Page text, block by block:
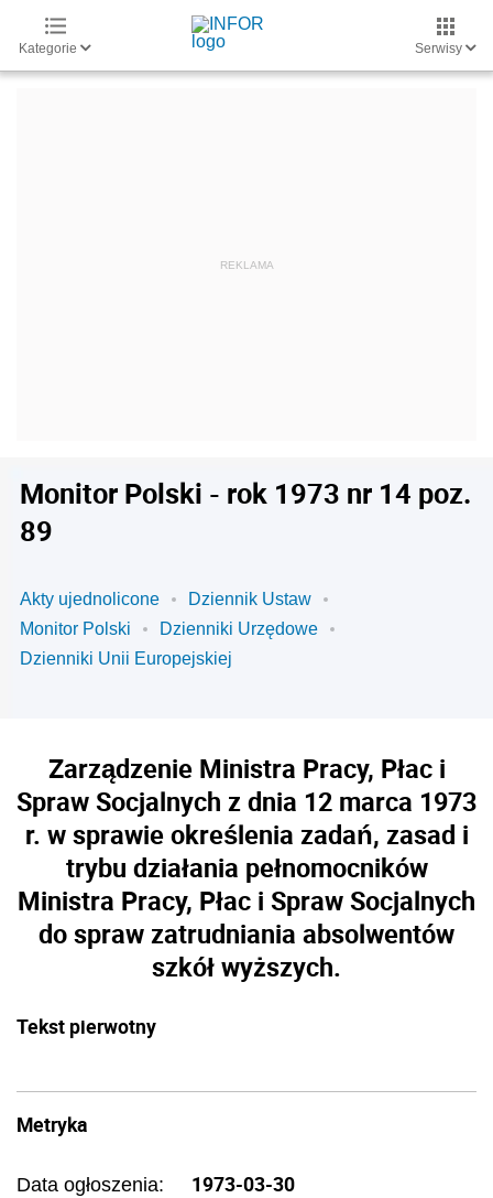
Kategorie Serwisy
Monitor Polski - rok 1973 nr 14 poz.
89
Akty ujednolicone
Dziennik Ustaw
Monitor Polski
Dzienniki Urzędowe
Dzienniki Unii Europejskiej
Zarządzenie Ministra Pracy, Płac i
Spraw Socjalnych z dnia 12 marca 1973
r. w sprawie określenia zadań, zasad i
trybu działania pełnomocników
Ministra Pracy, Płac i Spraw Socjalnych
do spraw zatrudniania absolwentów
szkół wyższych.
Tekst pierwotny
Metryka
Data ogłoszenia: 1973-03-30